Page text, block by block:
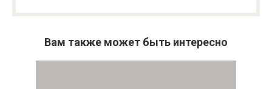
Вам также может быть интересно